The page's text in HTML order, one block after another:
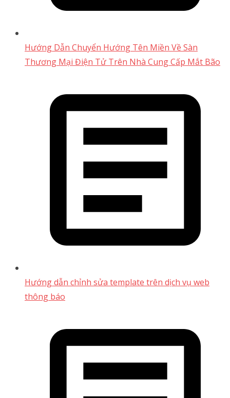
Hướng Dẫn Chuyển Hướng Tên Miền Về Sàn
Thương Mại Điện Tử Trên Nhà Cung Cấp Mắt Bão
Hướng dẫn chỉnh sửa template trên dịch vụ web
thông báo